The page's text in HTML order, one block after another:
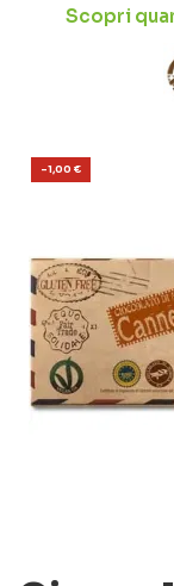
Scopri
-1,00 €